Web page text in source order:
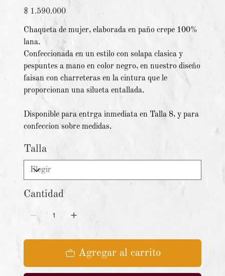
Precio
$ 1.590.000
Chaqueta de mujer, elaborada en paño crepe 100%
lana.
Confeccionada en un estilo con solapa clasica y
pespuntes a mano en color negro, en nuestro diseño
faisan con charreteras en la cintura que le
proporcionan una silueta entallada.
Disponible para entrga inmediata en Talla 8, y para
confeccion sobre medidas.
Talla
Cantidad
Agregar al carrito